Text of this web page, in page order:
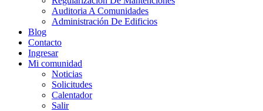
Auditoria A Comunidades
Administración De Edificios
Blog
Contacto
Ingresar
Mi comunidad
Noticias
Solicitudes
Calentador
Salir